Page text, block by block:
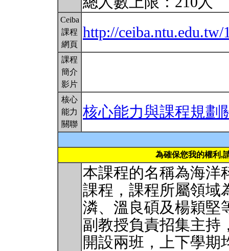
Ceiba
課程
網頁
http://ceiba.ntu.edu.tw/
課程
簡介
影片
核心
能力
關聯
核心能力與課程規劃
為確保您我的權利,
本課程的名稱為海洋
課程，課程所屬領域
潾、溫良碩及楊穎堅
副教授負責招集主持
開設兩班，上下學期